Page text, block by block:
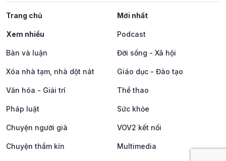
Trang chủ Mới nhất
Xem nhiều Podcast
Bàn và luận Đời sống - Xã hội
Xóa nhà tạm, nhà dột nát Giáo dục - Đào tạo
Văn hóa - Giải trí Thể thao
Pháp luật Sức khỏe
Chuyện người già VOV2 kết nối
Chuyện thầm kín Multimedia